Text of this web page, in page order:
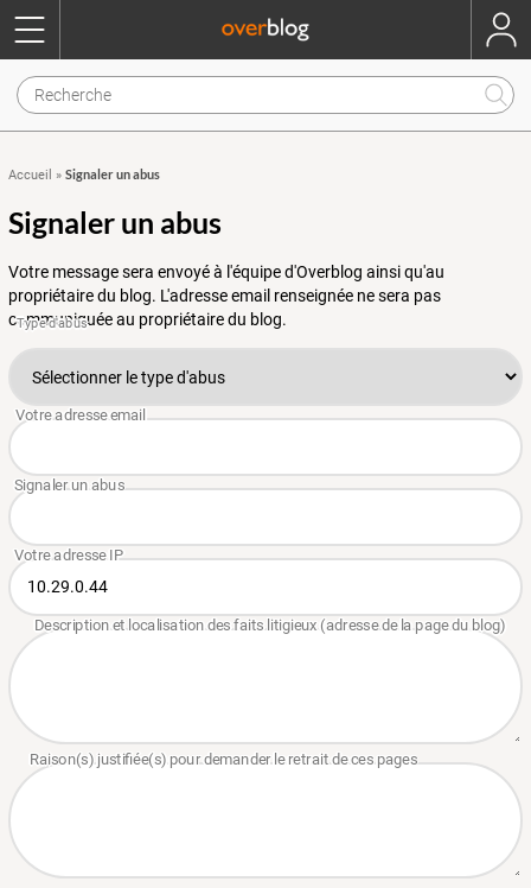
Accueil » Signaler un abus
Signaler un abus
Votre message sera envoyé à l'équipe d'Overblog ainsi qu'au
propriétaire du blog. L'adresse email renseignée ne sera pas
communiquée au propriétaire du blog.